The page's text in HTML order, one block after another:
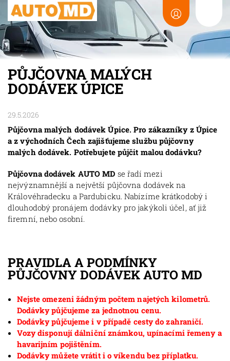
PŮJČOVNA MALÝCH
DODÁVEK ÚPICE
29.5.2026
Půjčovna malých dodávek Úpice. Pro zákazníky z Úpice
a z východních Čech zajišťujeme službu půjčovny
malých dodávek. Potřebujete půjčit malou dodávku?
Půjčovna dodávek AUTO MD se řadí mezi
nejvýznamnější a největší půjčovna dodávek na
Královéhradecku a Pardubicku. Nabízíme krátkodobý i
dlouhodobý pronájem dodávky pro jakýkoli účel, ať již
firemní, nebo osobní.
PRAVIDLA A PODMÍNKY
PŮJČOVNY DODÁVEK AUTO MD
Nejste omezeni žádným počtem najetých kilometrů.
Dodávky půjčujeme za jednotnou cenu.
Dodávky půjčujeme i v případě cesty do zahraničí.
Vozy disponují dálniční známkou, upínacími řemeny a
havarijním pojištěním.
Dodávky můžete vrátit i o víkendu bez příplatku.